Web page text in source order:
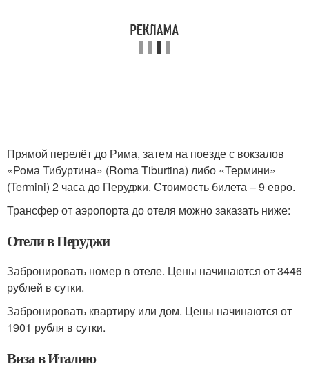
Прямой перелёт до Рима, затем на поезде с вокзалов
«Рома Тибуртина» (Roma Tiburtina) либо «Термини»
(Termini) 2 часа до Перуджи. Стоимость билета – 9 евро.
Трансфер от аэропорта до отеля можно заказать ниже:
Отели в Перуджи
Забронировать номер в отеле. Цены начинаются от 3446
рублей в сутки.
Забронировать квартиру или дом. Цены начинаются от
1901 рубля в сутки.
Виза в Италию